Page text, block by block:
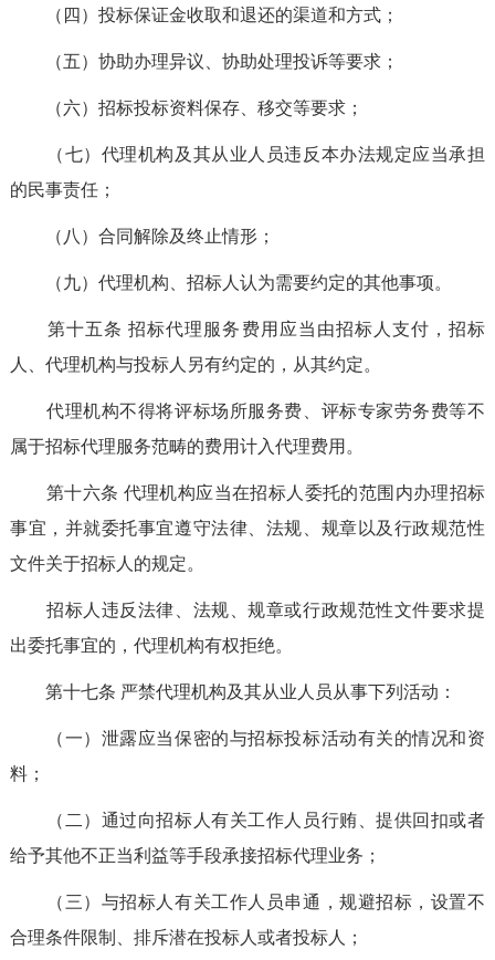
（四）投标保证金收取和退还的渠道和方式；
（五）协助办理异议、协助处理投诉等要求；
（六）招标投标资料保存、移交等要求；
（七）代理机构及其从业人员违反本办法规定应当承担
的民事责任；
（八）合同解除及终止情形；
（九）代理机构、招标人认为需要约定的其他事项。
第十五条招标代理服务费用应当由招标人支付，招标
人、代理机构与投标人另有约定的，从其约定。
代理机构不得将评标场所服务费、评标专家劳务费等不
属于招标代理服务范畴的费用计入代理费用。
第十六条 代理机构应当在招标人委托的范围内办理招标
事宜，并就委托事宜遵守法律、法规、规章以及行政规范性
文件关于招标人的规定。
招标人违反法律、法规、规章或行政规范性文件要求提
出委托事宜的，代理机构有权拒绝。
第十七条 严禁代理机构及其从业人员从事下列活动：
（一）泄露应当保密的与招标投标活动有关的情况和资
料；
（二）通过向招标人有关工作人员行贿、提供回扣或者
给予其他不正当利益等手段承接招标代理业务；
（三）与招标人有关工作人员串通，规避招标，设置不
合理条件限制、排斥潜在投标人或者投标人；